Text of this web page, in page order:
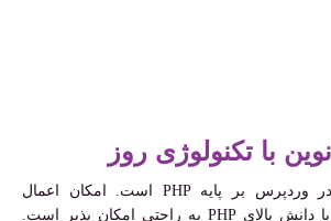
زبان برنامه نویسی در وردپرس بر پایه PHP است. امکان اعمال
تغییرات در کدنویسی با دانش بالای PHP به راحتی امکان پذیر است.